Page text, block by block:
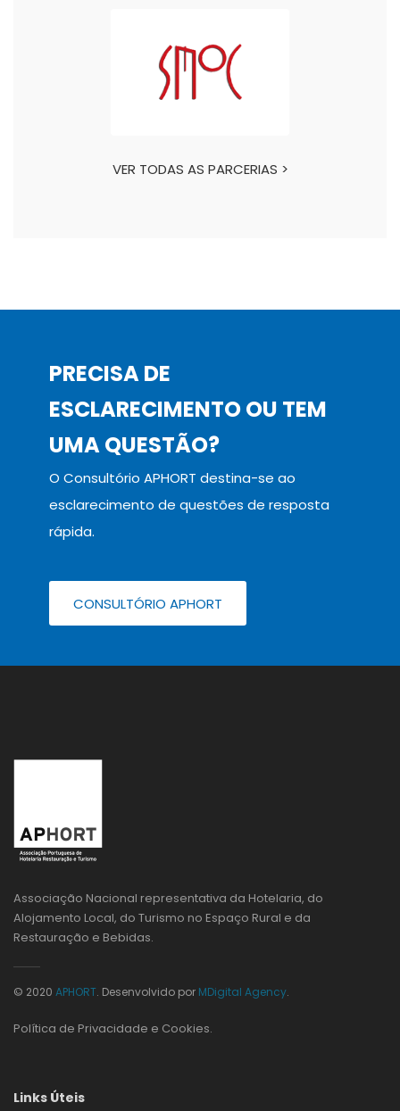
VER TODAS AS PARCERIAS >
PRECISA DE
ESCLARECIMENTO OU TEM
UMA QUESTÃO?
O Consultório APHORT destina-se ao
esclarecimento de questões de resposta
rápida.
CONSULTÓRIO APHORT
Associação Nacional representativa da Hotelaria, do
Alojamento Local, do Turismo no Espaço Rural e da
Restauração e Bebidas.
© 2020 APHORT. Desenvolvido por MDigital Agency.
Política de Privacidade e Cookies.
Links Úteis